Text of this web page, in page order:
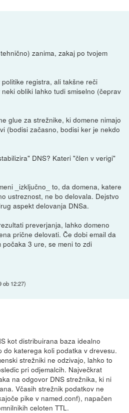
zanima, zakaj po tvojem
registra, ali takšne reči
obliki lahko tudi smiselno (čeprav
glue za strežnike, ki domene nimajo
(bodisi začasno, bodisi ker je nekdo
DNS? Kateri "člen v verigi"
_izključno_ to, da domena, katere
ustreznost, ne bo delovala. Dejstvo
aspekt delovanja DNSa.
preverjanja, lahko domeno
prične delovati. Če dobi email da
3 ure, se meni to zdi
ob 12:27)
kot distribuirana baza idealno
do katerega koli podatka v drevesu.
strežniki ne odzivajo, lahko to
pri odjemalcih. Največkrat
na odgovor DNS strežnika, ki ni
Včasih strežnik podatkov ne
pike v named.conf), napačen
celoten TTL.